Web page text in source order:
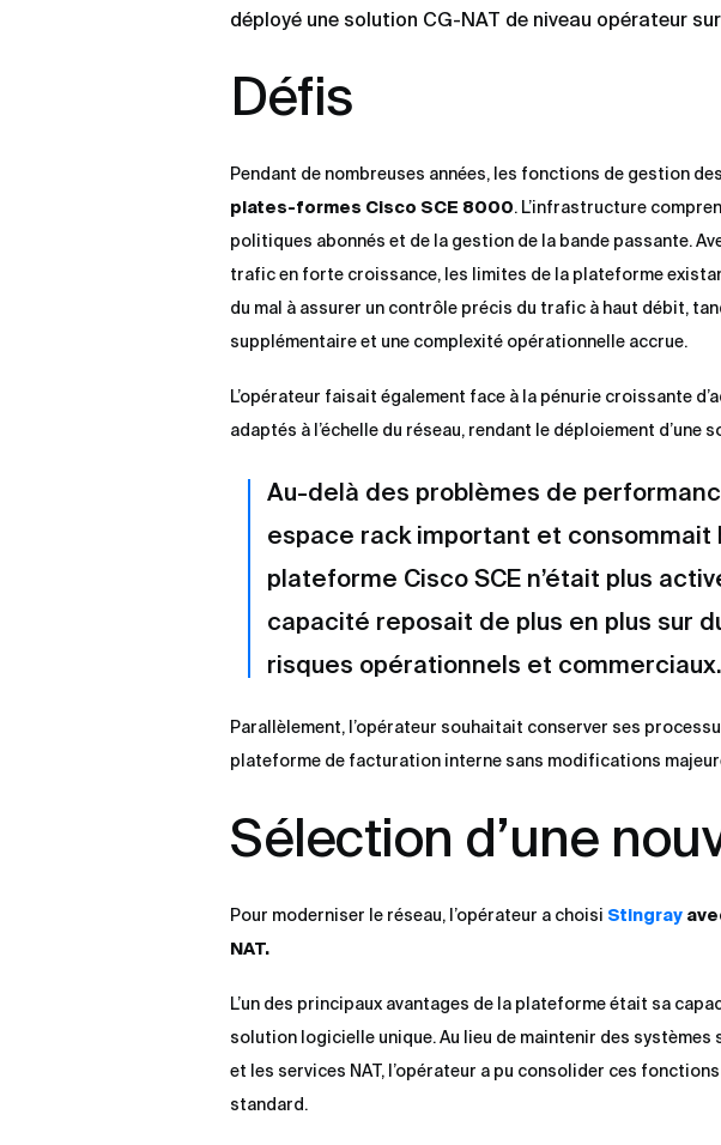
déployé une solution CG-NAT de niveau opérateur
Défis
Pendant de nombreuses années, les fonctions de gestion
plates-formes Cisco SCE 8000. L’infrastructure
politiques abonnés et de la gestion de la bande passante.
trafic en forte croissance, les limites de la plateforme
du mal à assurer un contrôle précis du trafic à haut débit,
supplémentaire et une complexité opérationnelle accrue.
L’opérateur faisait également face à la pénurie croissante
adaptés à l’échelle du réseau, rendant le déploiement
Au-delà des problèmes de
espace rack important et consommait
plateforme Cisco SCE n’était plus
capacité reposait de plus en plus sur
risques opérationnels et commerciaux.
Parallèlement, l’opérateur souhaitait conserver ses
plateforme de facturation interne sans modifications
Sélection d’une
Pour moderniser le réseau, l’opérateur a choisi Stingray
NAT.
L’un des principaux avantages de la plateforme était sa
solution logicielle unique. Au lieu de maintenir des
et les services NAT, l’opérateur a pu consolider ces
standard.